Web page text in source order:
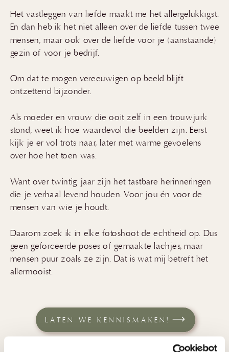
Het vastleggen van liefde maakt me het allergelukkigst.
En dan heb ik het niet alleen over de liefde tussen twee
mensen, maar ook over de liefde voor je (aanstaande)
gezin of voor je bedrijf.
Om dat te mogen vereeuwigen op beeld blijft
ontzettend bijzonder.
Als moeder en vrouw die ooit zelf in een trouwjurk
stond, weet ik hoe waardevol die beelden zijn. Eerst
kijk je er vol trots naar, later met warme gevoelens
over hoe het toen was.
Want over twintig jaar zijn het tastbare herinneringen
die je verhaal levend houden. Voor jou én voor de
mensen van wie je houdt.
Daarom zoek ik in elke fotoshoot de echtheid op. Dus
geen geforceerde poses of gemaakte lachjes, maar
mensen puur zoals ze zijn. Dat is wat mij betreft het
allermooist.
LATEN WE KENNISMAKEN!